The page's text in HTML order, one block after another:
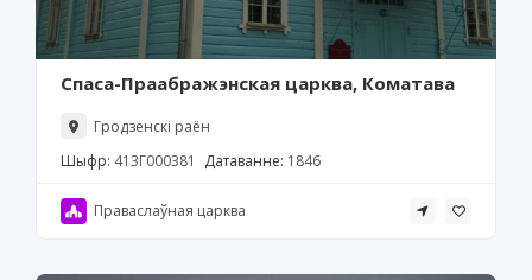
Спаса-Праабражэнская царква, Коматава
Гродзенскі раён
Шыфр: 413Г000381 Датаванне: 1846
Праваслаўная царква